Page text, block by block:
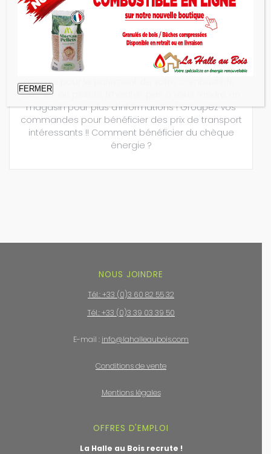
La Halle au Bois accepte les chèques
énergie
4 avril 2024
La Halle au Bois accepte désormais les chèques
énergie pour le paiement de votre combustible :
bûches ou pellets. N’hésitez pas à vous rendre en
magasin pour plus d’informations ! Groupez vos
commandes pour bénéficier des prix de transport
intéressants !! Comment bénéficier du chèque
énergie ?
NOUS JOINDRE
Tél.: +33 (0)3 60 82 55 32
Tél.: +33 (0)3 39 03 39 50
E-mail : info@lahalleaubois.com
Conditions de vente
Mentions légales
OFFRES D'EMPLOI
La Halle au Bois recrute !
FERMER